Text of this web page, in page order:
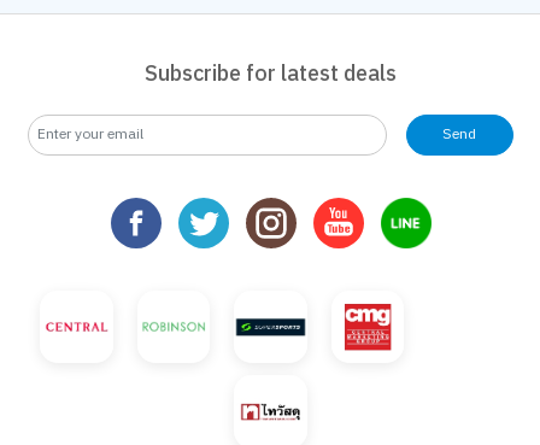
Subscribe for latest deals
Send